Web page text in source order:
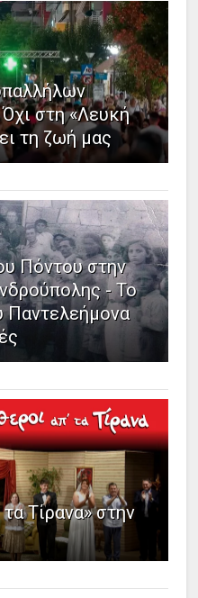
στη «Λευκή
τη ζωή μας
Πόντου στην
- Το
Παντελεήμονα
Τίρανα» στην